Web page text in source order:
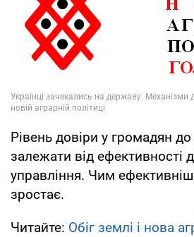
Рівень довіри у громадян
залежати від ефективності
управління. Чим
зростає.
Читайте: Обіг землі і нова